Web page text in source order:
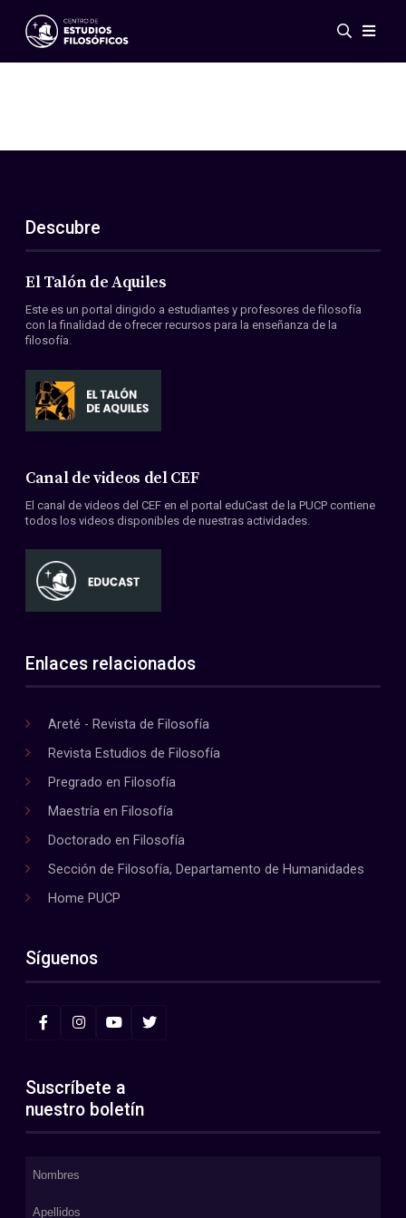
Eventos
ES
EN
Acerca de nosotros
Miembros
Convenios
Descubre
El Talón de Aquiles
Este es un portal dirigido a estudiantes y profesores de filosofía
con la finalidad de ofrecer recursos para la enseñanza de la
filosofía.
Canal de videos del CEF
El canal de videos del CEF en el portal eduCast de la PUCP contiene
todos los videos disponibles de nuestras actividades.
Enlaces relacionados
Areté - Revista de Filosofía
Revista Estudios de Filosofía
Pregrado en Filosofía
Maestría en Filosofía
Doctorado en Filosofía
Sección de Filosofía, Departamento de Humanidades
Home PUCP
Síguenos
Suscríbete a
nuestro boletín